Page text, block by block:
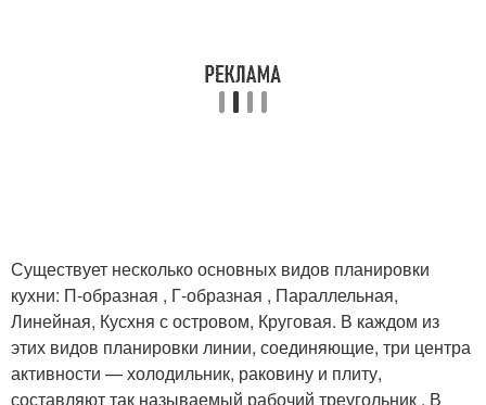
Существует несколько основных видов планировки
кухни: П-образная , Г-образная , Параллельная,
Линейная, Кусхня с островом, Круговая. В каждом из
этих видов планировки линии, соединяющие, три центра
активности — холодильник, раковину и плиту,
составляют так называемый рабочий треугольник . В